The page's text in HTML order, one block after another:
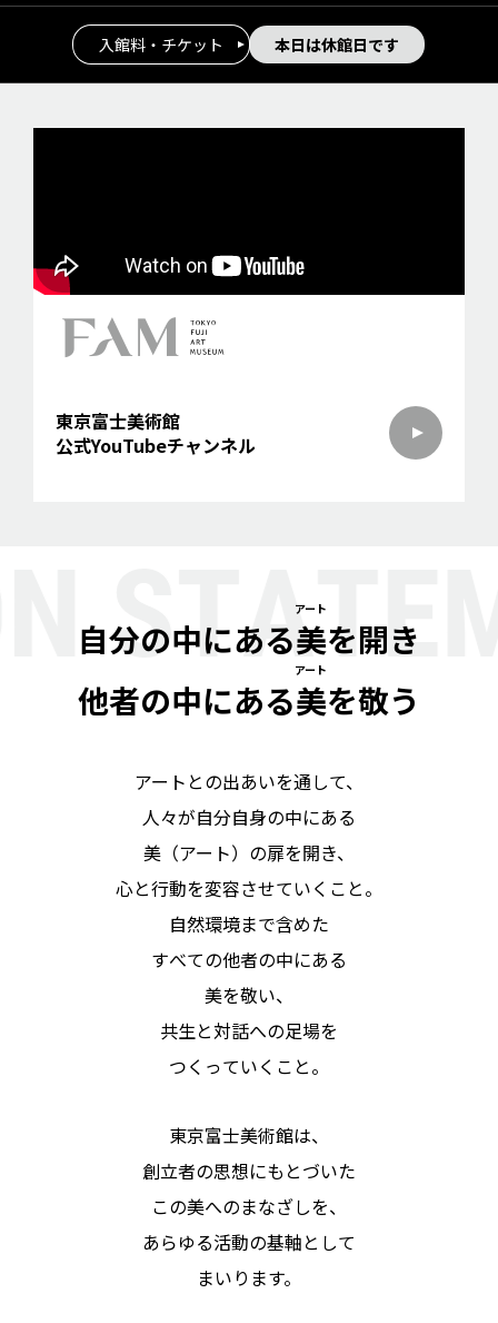
入館料・チケット 本日は休館日です
東京富士美術館
公式YouTubeチャンネル
自分の中にある美
アート
を開き
他者の中にある美
アート
を敬う
アートとの出あいを通して、
人々が自分自身の中にある
美（アート）の扉を開き、
心と行動を変容させていくこと。
自然環境まで含めた
すべての他者の中にある
美を敬い、
共生と対話への足場を
つくっていくこと。
東京富士美術館は、
創立者の思想にもとづいた
この美へのまなざしを、
あらゆる活動の基軸として
まいります。